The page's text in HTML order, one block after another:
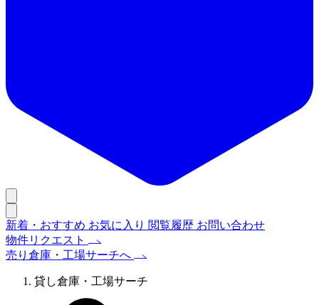
新着・おすすめ お気に入り 閲覧履歴 お問い合わせ
物件リクエスト
売り倉庫・工場サーチへ
貸し倉庫・工場サーチ